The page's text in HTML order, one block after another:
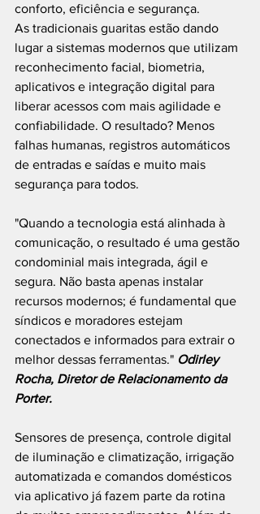
conforto, eficiência e segurança.
As tradicionais guaritas estão dando
lugar a sistemas modernos que utilizam
reconhecimento facial, biometria,
aplicativos e integração digital para
liberar acessos com mais agilidade e
confiabilidade. O resultado? Menos
falhas humanas, registros automáticos
de entradas e saídas e muito mais
segurança para todos.
"Quando a tecnologia está alinhada à
comunicação, o resultado é uma gestão
condominial mais integrada, ágil e
segura. Não basta apenas instalar
recursos modernos; é fundamental que
síndicos e moradores estejam
conectados e informados para extrair o
melhor dessas ferramentas." Odirley
Rocha, Diretor de Relacionamento da
Porter.
Sensores de presença, controle digital
de iluminação e climatização, irrigação
automatizada e comandos domésticos
via aplicativo já fazem parte da rotina